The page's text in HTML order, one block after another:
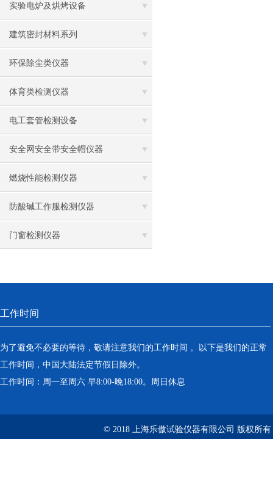
实验电炉及烘烤设备
建筑密封材料系列
环保除尘类仪器
体育类检测仪器
电工套管检测设备
安全网安全带安全帽仪器
燃烧性能检测仪器
防酸碱工作服检测仪器
门窗检测仪器
工作时间
为了避免不必要的等待，敬请注意我们的工作时间 。以下是我们的正常
工作时间，中国大陆法定节假日除外。
工作时间：周一至周六 早8:00-晚18:00。周日休息
© 2018 上海乐傲试验仪器有限公司 版权所